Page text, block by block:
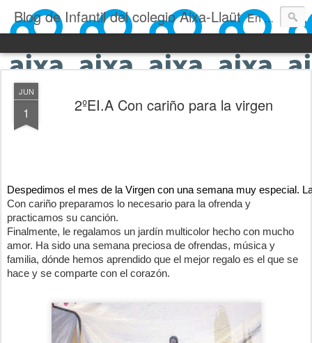
Blog de Infantil del colegio Aixa-Llaüt En nuestro blog verás las actividades del día a día de Infantil, de los alumnos de 0 a 6 años: los talleres, los experimentos, las rutinas, las clases, los patios, etc. ¡Todo aquello que los más pequeños no saben contar!
JUN
1 2ºEI.A Con cariño para la virgen
Despedimos el mes de la Virgen con una semana muy especial.
Con cariño preparamos lo necesario para la ofrenda y
practicamos su canción.
Finalmente, le regalamos un jardín multicolor hecho con mucho
amor. Ha sido una semana preciosa de ofrendas, música y
familia, dónde hemos aprendido que el mejor regalo es el que se
hace y se comparte con el corazón.